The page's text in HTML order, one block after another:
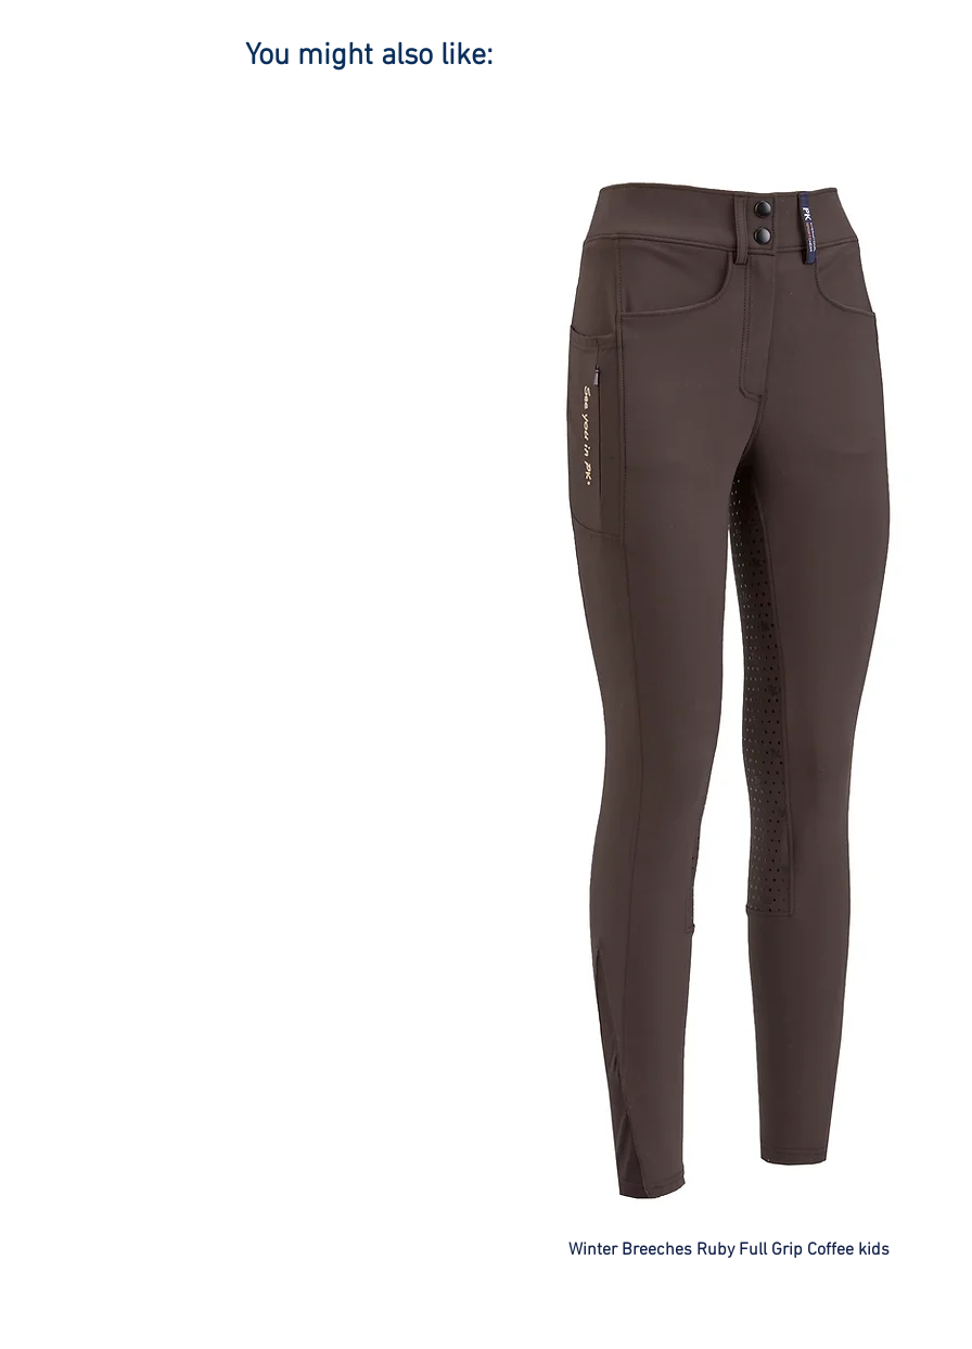
You might also like:
Winter Breeches Ruby Full Grip Coffee kids